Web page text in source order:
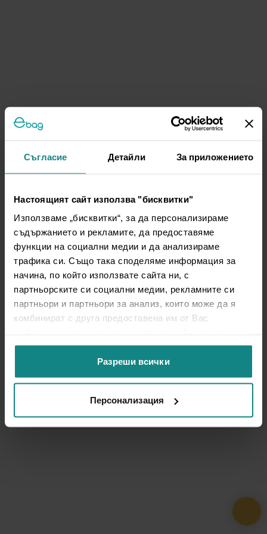
Съгласие Детайли За приложението
Настоящият сайт използва "бисквитки"
Използваме „бисквитки“, за да персонализираме
съдържанието и рекламите, да предоставяме
функции на социални медии и да анализираме
трафика си. Също така споделяме информация за
начина, по който използвате сайта ни, с
партньорските си социални медии, рекламните си
партньори и партньори за анализ, които може да я
комбинират с друга предоставена им от Вас
ползването от Ваша страна на услугите им.
Разреши всички
Персонализация